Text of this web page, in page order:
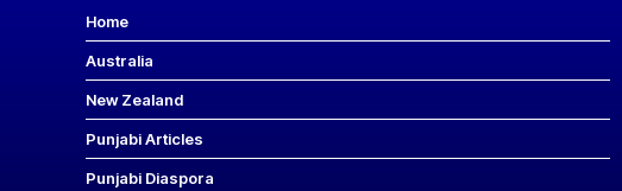
Home
Australia
New Zealand
Punjabi Articles
Punjabi Diaspora